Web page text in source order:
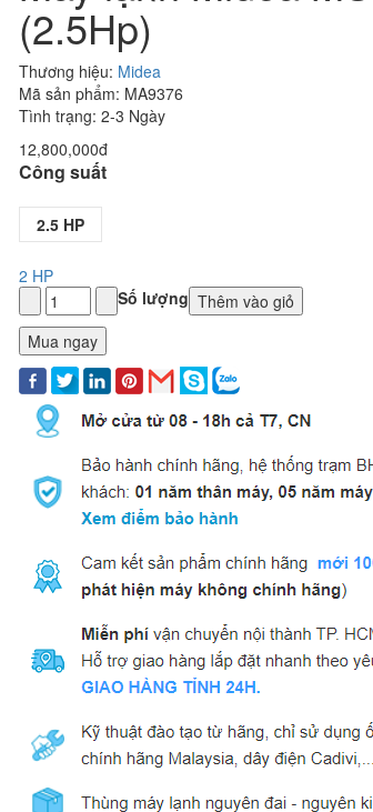
(2.5Hp)
Thương hiệu: Midea
Mã sản phẩm: MA9376
Tình trạng: 2-3 Ngày
12,800,000đ
Công suất
2.5 HP
2 HP
Số lượng Thêm vào giỏ
Mua ngay